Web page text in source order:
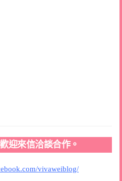
迎來信洽談合作。
vivaweiblog/